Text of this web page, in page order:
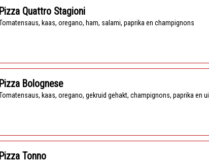
Pizza Quattro Stagioni
Tomatensaus, kaas, oregano, ham, salami, paprika en champignons
Pizza Bolognese
Tomatensaus, kaas, oregano, gekruid gehakt, champignons, paprika en ui
Pizza Tonno